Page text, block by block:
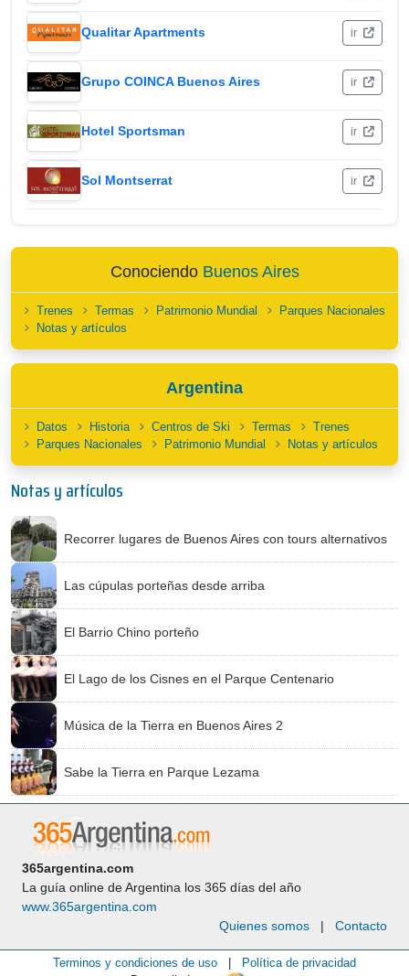
Qualitar Apartments ir
Grupo COINCA Buenos Aires ir
Hotel Sportsman ir
Sol Montserrat ir
Conociendo Buenos Aires
Trenes Termas Patrimonio Mundial
Parques Nacionales
Notas y artículos
Argentina
Datos Historia Centros de Ski Termas
Trenes
Parques Nacionales
Patrimonio Mundial Notas y artículos
Notas y artículos
Recorrer lugares de Buenos Aires con tours alternativos
Las cúpulas porteñas desde arriba
El Barrio Chino porteño
El Lago de los Cisnes en el Parque Centenario
Música de la Tierra en Buenos Aires 2
Sabe la Tierra en Parque Lezama
365argentina.com
La guía online de Argentina los 365 días del año
www.365argentina.com
Quienes somos | Contacto
Terminos y condiciones de uso
Política de privacidad